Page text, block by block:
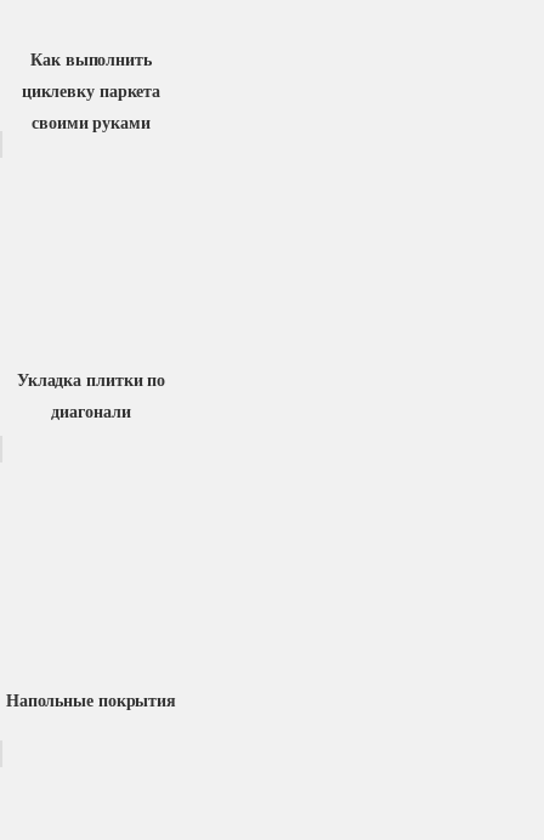
Как выполнить
циклевку паркета
своими руками
Укладка плитки по
диагонали
Напольные покрытия